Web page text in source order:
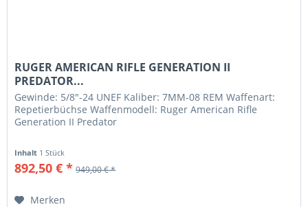
RUGER AMERICAN RIFLE GENERATION II
PREDATOR...
Gewinde: 5/8"-24 UNEF Kaliber: 7MM-08 REM Waffenart:
Repetierbüchse Waffenmodell: Ruger American Rifle
Generation II Predator
Inhalt 1 Stück
892,50 € * 949,00 € *
Merken